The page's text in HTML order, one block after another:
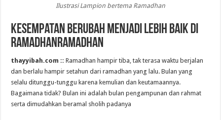
Ilustrasi Lampion bertema Ramadhan
Kesempatan Berubah Menjadi Lebih Baik di
RamadhanRamadhan
thayyibah.com ::Ramadhan hampir tiba, tak terasa waktu berjalan
dan berlalu hampir setahun dari ramadhan yang lalu. Bulan yang
selalu ditunggu-tunggu karena kemulian dan keutamaannya.
Bagaimana tidak? Bulan ini adalah bulan pengampunan dan rahmat
serta dimudahkan beramal sholih padanya